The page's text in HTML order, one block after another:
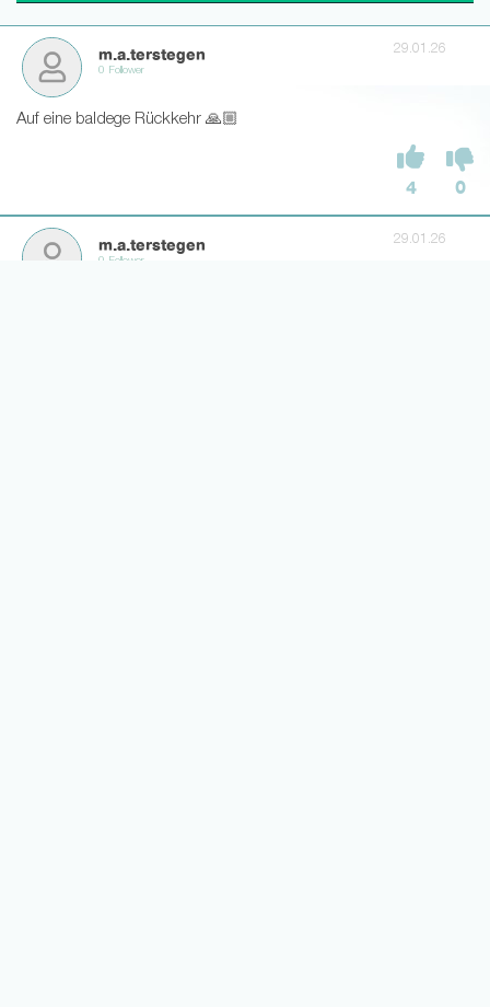
m.a.terstegen
0 Follower
29.01.26
Auf eine baldege Rückkehr 🙏🏼
4 0
m.a.terstegen
0 Follower
29.01.26